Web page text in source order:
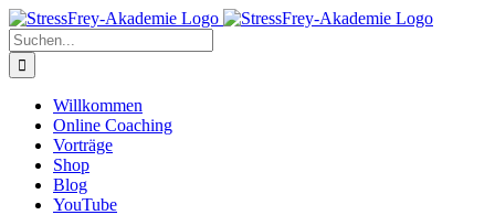
Zum
Inhalt
springen
Suche
nach:
Willkommen
Online Coaching
Vorträge
Shop
Blog
YouTube